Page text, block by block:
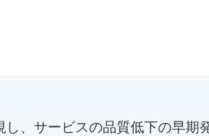
、サービスの品質低下の早期